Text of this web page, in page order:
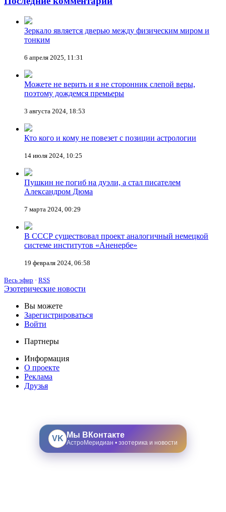
Зеркало является дверью между физическим миром и
тонким
6 апреля 2025, 11:31
Можете не верить и я не сторонник слепой веры,
поэтому дождемся премьеры
3 августа 2024, 18:53
Кто кого и кому не повезет с позиции астрологии
14 июля 2024, 10:25
Пушкин не погиб на дуэли, а стал писателем
Александром Дюма
7 марта 2024, 00:29
В СССР существовал проект аналогичный немецкой
системе институтов «Аненербе»
19 февраля 2024, 06:58
Весь эфир · RSS
Эзотерические новости
Вы можете
Зарегистрироваться
Войти
Партнеры
Информация
О проекте
Реклама
Друзья
VK Мы ВКонтакте
АстроМеридиан • эзотерика и новости